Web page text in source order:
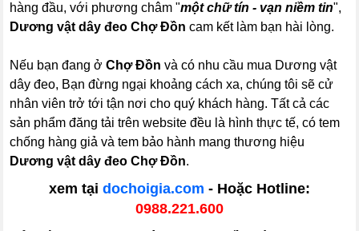
hàng đầu, với phương châm "một chữ tín - vạn niềm tin",
Dương vật dây đeo Chợ Đồn cam kết làm bạn hài lòng.
Nếu bạn đang ởChợ Đồn và có nhu cầu mua Dương vật
dây đeo, Bạn đừng ngại khoảng cách xa, chúng tôi sẽ cử
nhân viên trở tới tận nơi cho quý khách hàng. Tất cả các
sản phẩm đăng tải trên website đều là hình thực tế, có tem
chống hàng giả và tem bảo hành mang thương hiệu
Dương vật dây đeo Chợ Đồn.
xem tại dochoigia.com - Hoặc Hotline:
0988.221.600